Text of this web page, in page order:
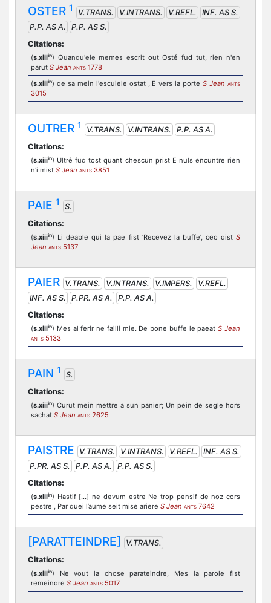
OSTER 1 V.TRANS. V.INTRANS. V.REFL.
INF. AS S.
P.P. AS A.
P.P. AS S.
Citations:
(s.xiiiin) Quanqu'ele memes escrit out Osté fud tut, rien n'en
parut S Jean ANTS 1778
(s.xiiiin) de sa mein l'escuiele ostat , E vers la porteS Jean ANTS
3015
OUTRER 1 V.TRANS. V.INTRANS.
P.P. AS A.
Citations:
(s.xiiiin) Ultré fud tost quant chescun prist E nuls encuntre rien
n'i mist S Jean ANTS 3851
PAIE 1
S.
Citations:
(s.xiiiin) Li deable qui la pae fist ‘Recevez la buffe’, ceo dist S
Jean ANTS 5137
PAIER V.TRANS. V.INTRANS. V.IMPERS.
V.REFL.
INF. AS S.
P.PR. AS A.
P.P. AS A.
Citations:
(s.xiiiin) Mes al ferir ne failli mie. De bone buffe le paeatS Jean
ANTS 5133
PAIN 1
S.
Citations:
(s.xiiiin) Curut mein mettre a sun panier; Un pein de segle hors
sachat S Jean ANTS 2625
PAISTRE V.TRANS. V.INTRANS. V.REFL.
INF. AS S.
P.PR. AS S.
P.P. AS A.
P.P. AS S.
Citations:
(s.xiiiin) Hastif [...] ne devum estre Ne trop pensif de noz cors
pestre , Par quei l’aume seit mise ariere S Jean ANTS 7642
[PARATTEINDRE]
V.TRANS.
Citations:
(s.xiiiin) Ne vout la chose parateindre, Mes la parole fist
remeindre S Jean ANTS 5017